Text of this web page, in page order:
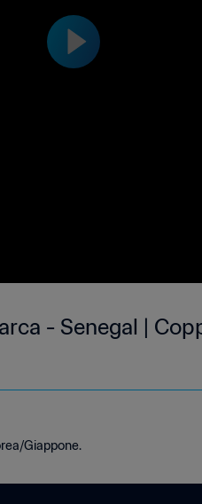
- Senegal |
Giappone.